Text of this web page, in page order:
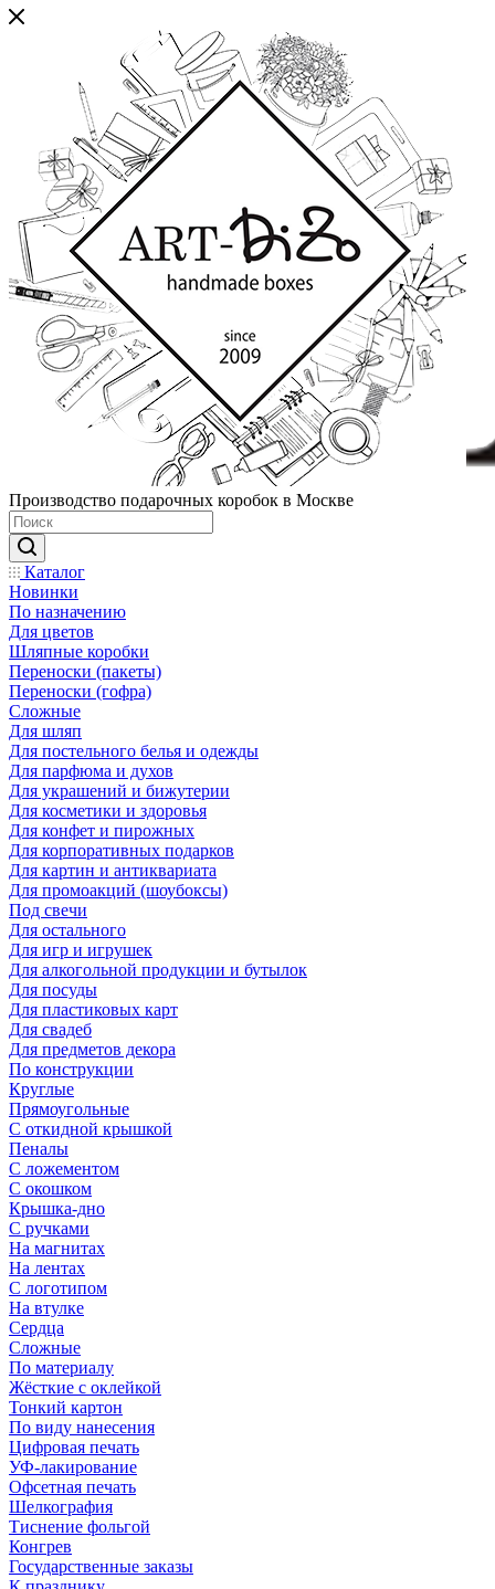
Производство подарочных коробок в Москве
Каталог
Новинки
По назначению
Для цветов
Шляпные коробки
Переноски (пакеты)
Переноски (гофра)
Сложные
Для шляп
Для постельного белья и одежды
Для парфюма и духов
Для украшений и бижутерии
Для косметики и здоровья
Для конфет и пирожных
Для корпоративных подарков
Для картин и антиквариата
Для промоакций (шоубоксы)
Под свечи
Для остального
Для игр и игрушек
Для алкогольной продукции и бутылок
Для посуды
Для пластиковых карт
Для свадеб
Для предметов декора
По конструкции
Круглые
Прямоугольные
С откидной крышкой
Пеналы
С ложементом
С окошком
Крышка-дно
С ручками
На магнитах
На лентах
С логотипом
На втулке
Сердца
Сложные
По материалу
Жёсткие с оклейкой
Тонкий картон
По виду нанесения
Цифровая печать
УФ-лакирование
Офсетная печать
Шелкография
Тиснение фольгой
Конгрев
Государственные заказы